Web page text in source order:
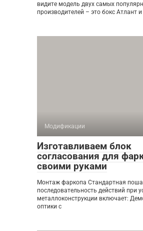
видите модель двух самых
производителей – это бокс Атлант
Модификации
Изготавливаем блок
согласования для
своими руками
Монтаж фаркопа Стандартная
последовательность действий при
металлоконструкции включает:
оптики с